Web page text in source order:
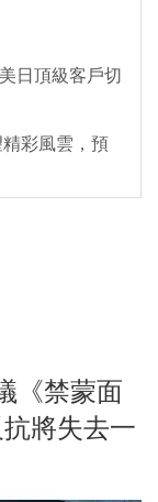
日頂級客戶切
彩風雲，預
《禁蒙面
將失去一